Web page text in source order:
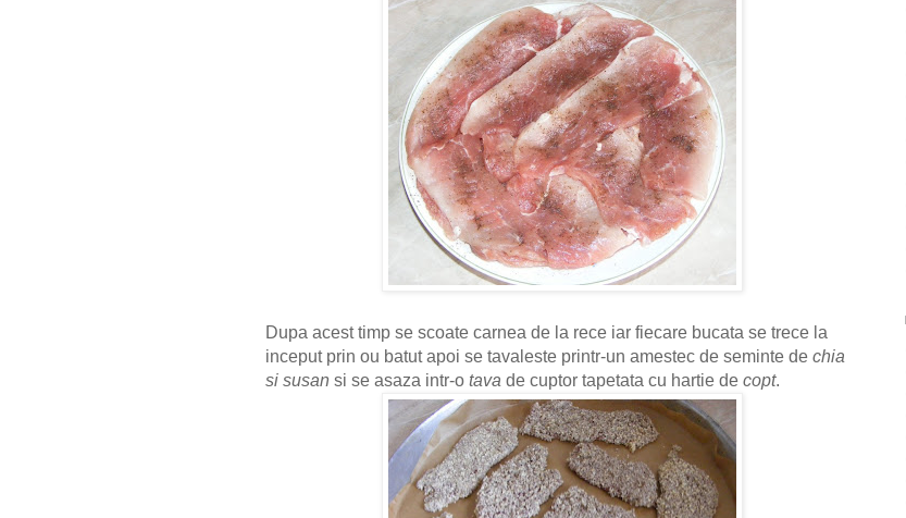
Dupa acest timp se scoate carnea de la rece iar fiecare bucata se trece la
inceput prin ou batut apoi se tavaleste printr-un amestec de seminte de chia
si susan si se asaza intr-o tava de cuptor tapetata cu hartie de copt.